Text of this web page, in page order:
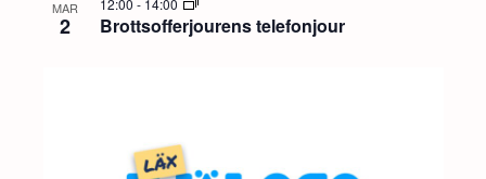
MAR
2 Brottsofferjourens telefonjour